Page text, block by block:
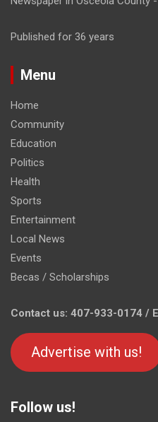
Published for 36 years
Menu
Home
Community
Education
Politics
Health
Sports
Entertainment
Local News
Events
Becas / Scholarships
Contact us: 407-933-0174 /
Advertise with us!
Follow us!